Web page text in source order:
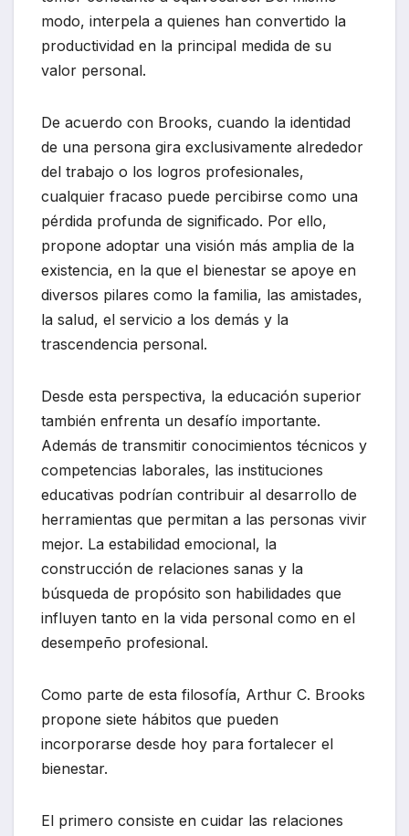
modo, interpela a quienes han convertido la
productividad en la principal medida de su
valor personal.
De acuerdo con Brooks, cuando la identidad
de una persona gira exclusivamente alrededor
del trabajo o los logros profesionales,
cualquier fracaso puede percibirse como una
pérdida profunda de significado. Por ello,
propone adoptar una visión más amplia de la
existencia, en la que el bienestar se apoye en
diversos pilares como la familia, las amistades,
la salud, el servicio a los demás y la
trascendencia personal.
Desde esta perspectiva, la educación superior
también enfrenta un desafío importante.
Además de transmitir conocimientos técnicos y
competencias laborales, las instituciones
educativas podrían contribuir al desarrollo de
herramientas que permitan a las personas vivir
mejor. La estabilidad emocional, la
construcción de relaciones sanas y la
búsqueda de propósito son habilidades que
influyen tanto en la vida personal como en el
desempeño profesional.
Como parte de esta filosofía, Arthur C. Brooks
propone siete hábitos que pueden
incorporarse desde hoy para fortalecer el
bienestar.
El primero consiste en cuidar las relaciones